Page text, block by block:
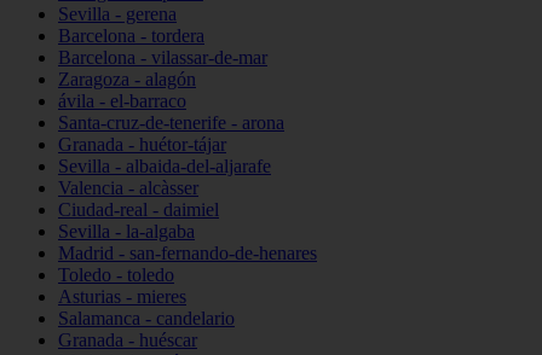
Sevilla - gerena
Barcelona - tordera
Barcelona - vilassar-de-mar
Zaragoza - alagón
ávila - el-barraco
Santa-cruz-de-tenerife - arona
Granada - huétor-tájar
Sevilla - albaida-del-aljarafe
Valencia - alcàsser
Ciudad-real - daimiel
Sevilla - la-algaba
Madrid - san-fernando-de-henares
Toledo - toledo
Asturias - mieres
Salamanca - candelario
Granada - huéscar